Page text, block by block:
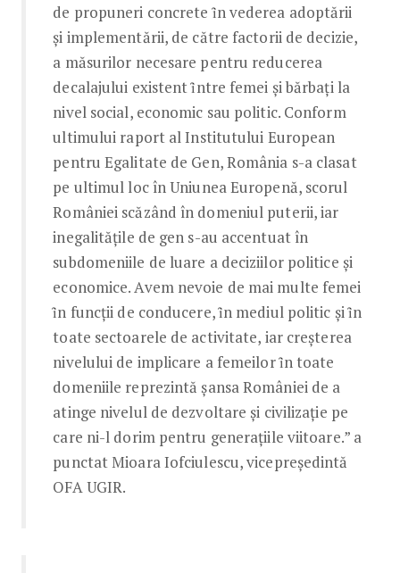
de propuneri concrete ȋn vederea adoptării
și implementării, de către factorii de decizie,
a măsurilor necesare pentru reducerea
decalajului existent ȋntre femei și bărbați la
nivel social, economic sau politic. Conform
ultimului raport al Institutului European
pentru Egalitate de Gen, România s-a clasat
pe ultimul loc în Uniunea Europenă, scorul
României scăzând în domeniul puterii, iar
inegalitățile de gen s-au accentuat în
subdomeniile de luare a deciziilor politice și
economice. Avem nevoie de mai multe femei
ȋn funcții de conducere, ȋn mediul politic și ȋn
toate sectoarele de activitate, iar creșterea
nivelului de implicare a femeilor ȋn toate
domeniile reprezintă șansa României de a
atinge nivelul de dezvoltare și civilizație pe
care ni-l dorim pentru generațiile viitoare.” a
punctat Mioara Iofciulescu, vicepreședintă
OFA UGIR.